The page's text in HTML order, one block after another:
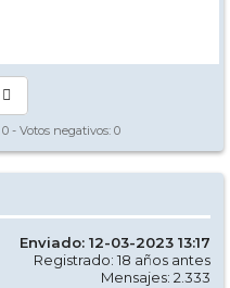
0 - Votos negativos: 0
Enviado: 12-03-2023 13:17
Registrado: 18 años antes
Mensajes: 2.333